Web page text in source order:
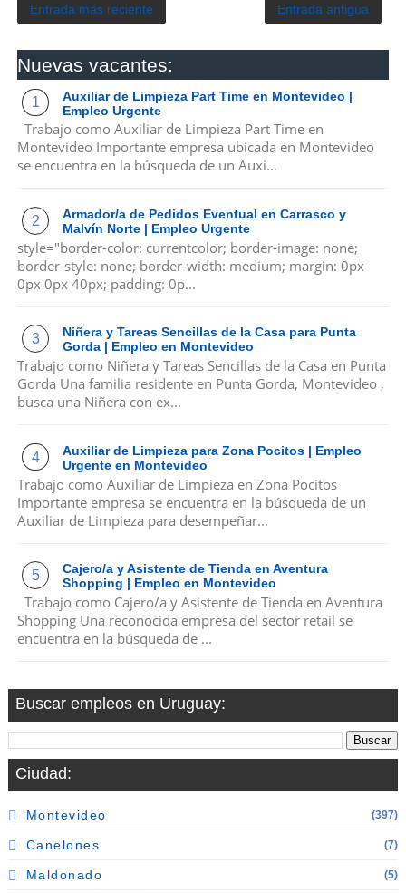
Entrada más reciente Entrada antigua
Nuevas vacantes:
Auxiliar de Limpieza Part Time en Montevideo |
Empleo Urgente
Trabajo como Auxiliar de Limpieza Part Time en
Montevideo Importante empresa ubicada en Montevideo
se encuentra en la búsqueda de un Auxi...
Armador/a de Pedidos Eventual en Carrasco y
Malvín Norte | Empleo Urgente
style="border-color: currentcolor; border-image: none;
border-style: none; border-width: medium; margin: 0px
0px 0px 40px; padding: 0p...
Niñera y Tareas Sencillas de la Casa para Punta
Gorda | Empleo en Montevideo
Trabajo como Niñera y Tareas Sencillas de la Casa en Punta
Gorda Una familia residente en Punta Gorda, Montevideo ,
busca una Niñera con ex...
Auxiliar de Limpieza para Zona Pocitos | Empleo
Urgente en Montevideo
Trabajo como Auxiliar de Limpieza en Zona Pocitos
Importante empresa se encuentra en la búsqueda de un
Auxiliar de Limpieza para desempeñar...
Cajero/a y Asistente de Tienda en Aventura
Shopping | Empleo en Montevideo
Trabajo como Cajero/a y Asistente de Tienda en Aventura
Shopping Una reconocida empresa del sector retail se
encuentra en la búsqueda de ...
Buscar empleos en Uruguay:
Ciudad:
Montevideo (397)
Canelones (7)
Maldonado (5)